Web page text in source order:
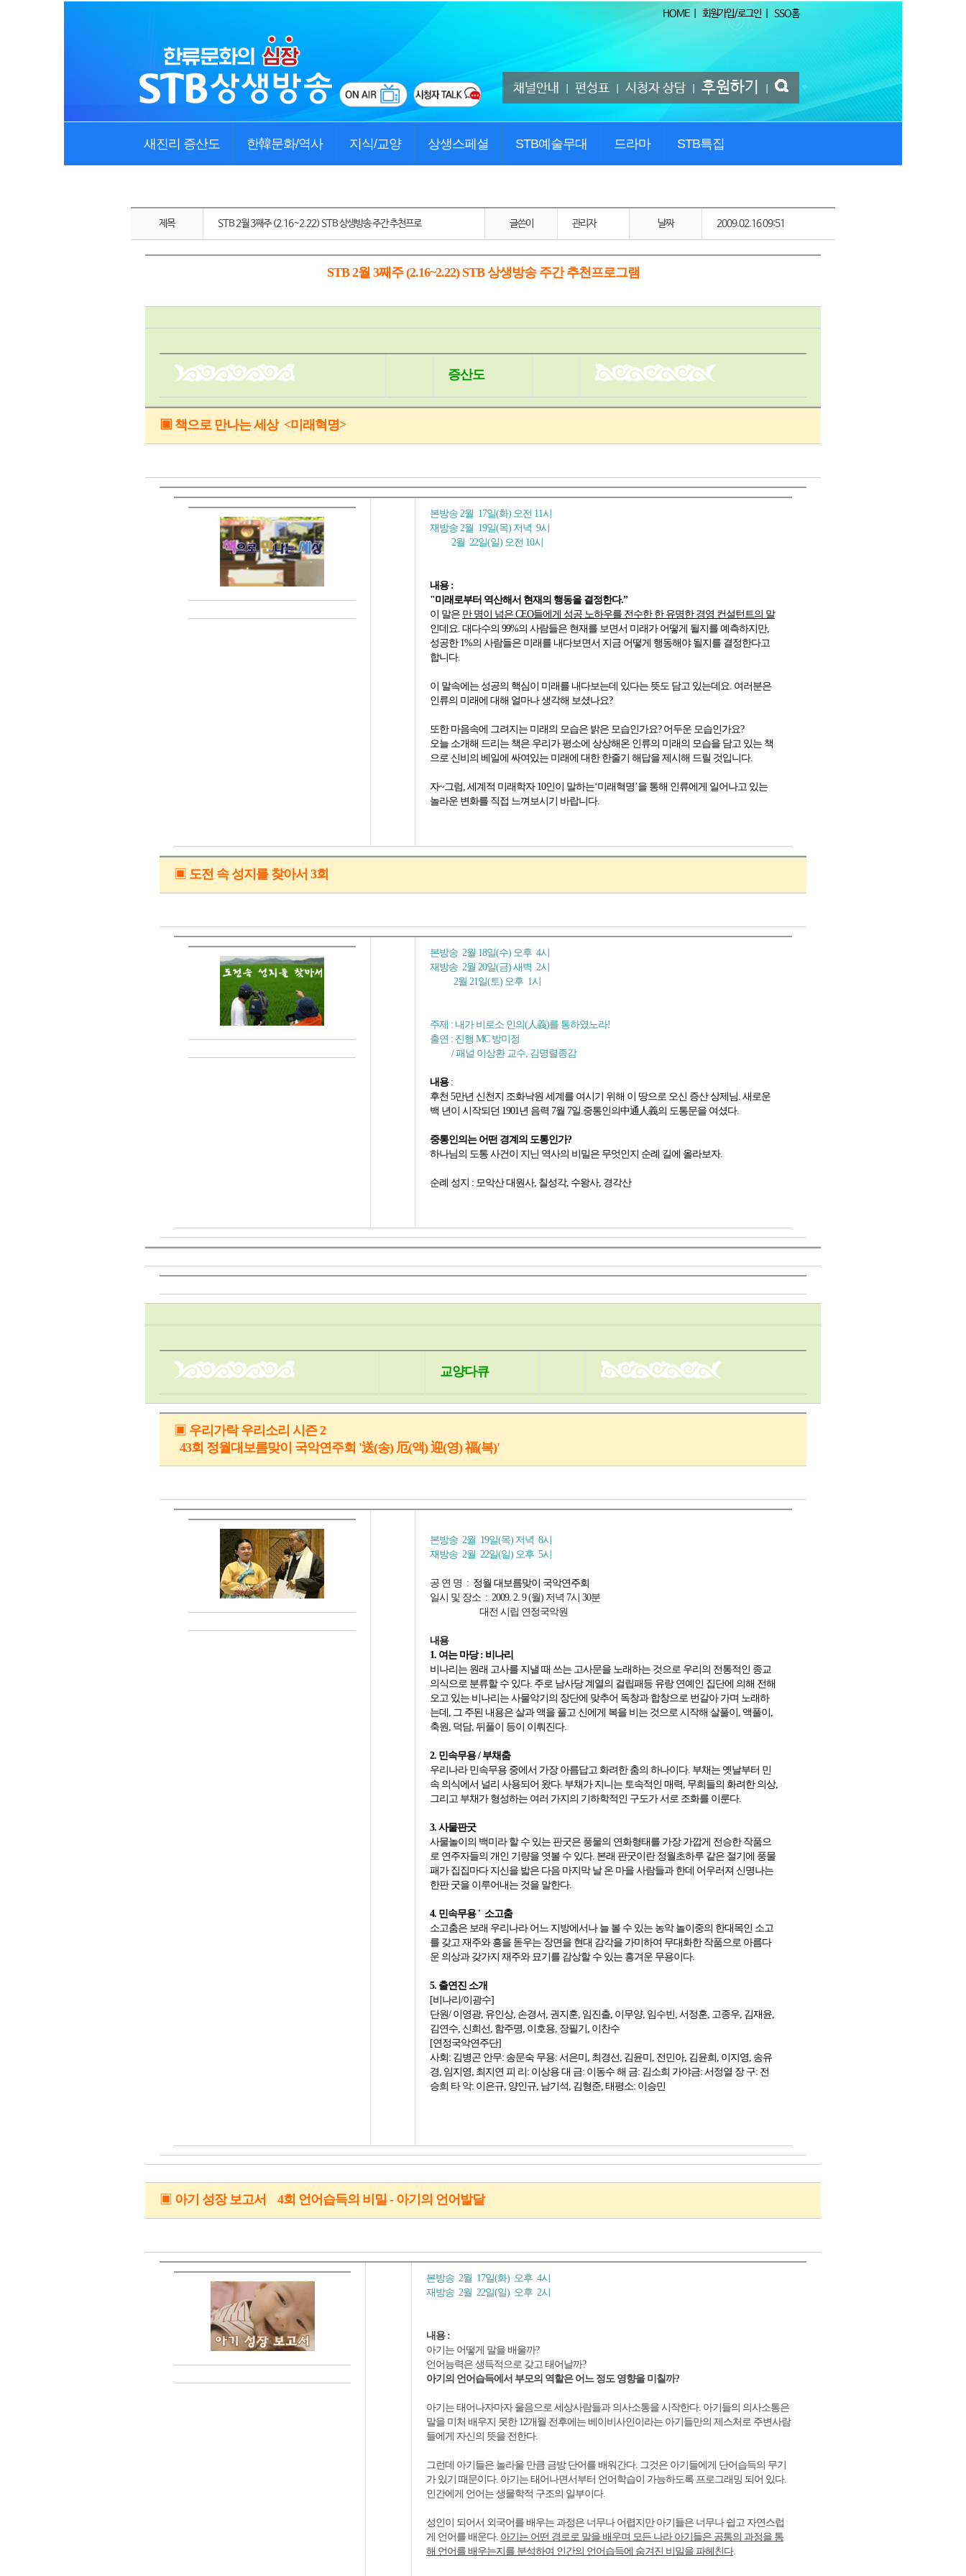
HOME| 회원가입/로그인 SSO홈
채널안내 편성표 시청자 상담 후원하기
새진리 증산도 한韓문화/역사 지식/교양 상생스페셜 STB예술무대 드라마 STB특집
제목 STB 2월 3째주 (2.16~2.22) STB 상생방송 주간 추천프로 글쓴이 관리자 날짜 2009.02.16 09:51
STB 2월 3째주 (2.16~2.22) STB 상생방송 주간 추천프로그램
증산도
▣ 책으로 만나는 세상 <미래혁명>
본방송 2월 17일(화) 오전 11시
재방송 2월 19일(목) 저녁 9시
2월 22일(일) 오전 10시
내용 :
"미래로부터 역산해서 현재의 행동을 결정한다.”
이 말은 만 명이 넘은 CEO들에게 성공 노하우를 전수한 한 유명한 경영 컨설턴트의 말
인데요. 대다수의 99%의 사람들은 현재를 보면서 미래가 어떻게 될지를 예측하지만,
성공한 1%의 사람들은 미래를 내다보면서 지금 어떻게 행동해야 될지를 결정한다고
합니다.
이 말속에는 성공의 핵심이 미래를 내다보는데 있다는 뜻도 담고 있는데요. 여러분은
인류의 미래에 대해 얼마나 생각해 보셨나요?
또한 마음속에 그려지는 미래의 모습은 밝은 모습인가요? 어두운 모습인가요?
오늘 소개해 드리는 책은 우리가 평소에 상상해온 인류의 미래의 모습을 담고 있는 책
으로 신비의 베일에 싸여있는 미래에 대한 한줄기 해답을 제시해 드릴 것입니다.
자~그럼, 세계적 미래학자 10인이 말하는‘미래혁명’을 통해 인류에게 일어나고 있는
놀라운 변화를 직접 느껴보시기 바랍니다.
▣ 도전 속 성지를 찾아서 3회
본방송 2월 18일(수) 오후 4시
재방송 2월 20일(금) 새벽 2시
2월 21일(토) 오후 1시
주제 : 내가 비로소 인의(人義)를 통하였노라!
출연 : 진행 MC 방미정
/ 패널 이상환 교수, 김명렬종감
내용 :
후천 5만년 신천지 조화낙원 세계를 여시기 위해 이 땅으로 오신 증산 상제님. 새로운
백 년이 시작되던 1901년 음력 7월 7일.중통인의中通人義의 도통문을 여셨다.
중통인의는 어떤 경계의 도통인가?
하나님의 도통 사건이 지닌 역사의 비밀은 무엇인지 순례 길에 올라보자.
순례 성지 : 모악산 대원사, 칠성각, 수왕사, 경각산
교양다큐
▣ 우리가락 우리소리 시즌 2
43회 정월대보름맞이 국악연주회 '送(송) 厄(액) 迎(영) 福(복)'
본방송 2월 19일(목) 저녁 8시
재방송 2월 22일(일) 오후 5시
공 연 명 : 정월 대보름맞이 국악연주회
일시 및 장소 : 2009. 2. 9 (월) 저녁 7시 30분
대전 시립 연정국악원
내용
1. 여는 마당 : 비나리
비나리는 원래 고사를 지낼 때 쓰는 고사문을 노래하는 것으로 우리의 전통적인 종교
의식으로 분류할 수 있다. 주로 남사당 계열의 걸립패등 유랑 연예인 집단에 의해 전해
오고 있는 비나리는 사물악기의 장단에 맞추어 독창과 합창으로 번갈아 가며 노래하
는데, 그 주된 내용은 살과 액을 풀고 신에게 복을 비는 것으로 시작해 살풀이, 액풀이,
축원, 덕담, 뒤풀이 등이 이뤄진다.
2. 민속무용 / 부채춤
우리나라 민속무용 중에서 가장 아름답고 화려한 춤의 하나이다. 부채는 옛날부터 민
속 의식에서 널리 사용되어 왔다. 부채가 지니는 토속적인 매력, 무희들의 화려한 의상,
그리고 부채가 형성하는 여러 가지의 기하학적인 구도가 서로 조화를 이룬다.
3. 사물판굿
사물놀이의 백미라 할 수 있는 판굿은 풍물의 연화형태를 가장 가깝게 전승한 작품으
로 연주자들의 개인 기량을 엿볼 수 있다. 본래 판굿이란 정월초하루 같은 절기에 풍물
패가 집집마다 지신을 밟은 다음 마지막 날 온 마을 사람들과 한데 어우러져 신명나는
한판 굿을 이루어내는 것을 말한다.
4. 민속무용 ' 소고춤
소고춤은 보래 우리나라 어느 지방에서나 늘 볼 수 있는 농악 놀이중의 한대목인 소고
를 갖고 재주와 흥을 돋우는 장면을 현대 감각을 가미하여 무대화한 작품으로 아름다
운 의상과 갖가지 재주와 묘기를 감상할 수 있는 흥겨운 무용이다.
5. 출연진 소개
[비나리/이광수]
단원/ 이영광, 유인상, 손경서, 권지훈, 임진출, 이무양, 임수빈, 서정훈, 고종우, 김재윤,
김연수, 신희선, 함주명, 이호용, 장필기, 이찬수
[연정국악연주단]
사회: 김병곤 안무: 송문숙 무용: 서은미, 최경선, 김윤미, 전민아, 김윤희, 이지영, 송유
경, 임지영, 최지연 피 리: 이상용 대 금: 이동수 해 금: 김소희 가야금: 서정열 장 구: 전
승희 타 악: 이은규, 양인규, 남기석, 김형준, 태평소: 이승민
▣ 아기 성장 보고서 4회 언어습득의 비밀 - 아기의 언어발달
본방송 2월 17일(화) 오후 4시
재방송 2월 22일(일) 오후 2시
내용 :
아기는 어떻게 말을 배울까?
언어능력은 생득적으로 갖고 태어날까?
아기의 언어습득에서 부모의 역할은 어느 정도 영향을 미칠까?
아기는 태어나자마자 울음으로 세상사람들과 의사소통을 시작한다. 아기들의 의사소통은
말을 미처 배우지 못한 12개월 전후에는 베이비사인이라는 아기들만의 제스처로 주변사람
들에게 자신의 뜻을 전한다.
그런데 아기들은 놀라울 만큼 금방 단어를 배워간다. 그것은 아기들에게 단어습득의 무기
가 있기 때문이다. 아기는 태어나면서부터 언어학습이 가능하도록 프로그래밍 되어 있다.
인간에게 언어는 생물학적 구조의 일부이다.
성인이 되어서 외국어를 배우는 과정은 너무나 어렵지만 아기들은 너무나 쉽고 자연스럽
게 언어를 배운다. 아기는 어떤 경로로 말을 배우며 모든 나라 아기들은 공통의 과정을 통
해 언어를 배우는지를 분석하여 인간의 언어습득에 숨겨진 비밀을 파헤친다.